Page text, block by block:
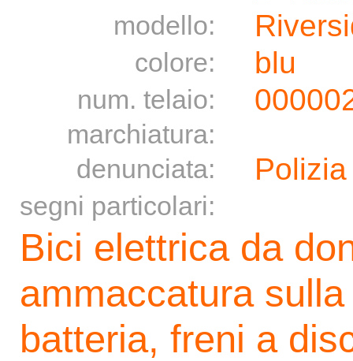
modello:
colore: blu
num. telaio:
marchiatura:
denunciata:
segni particolari:
Bici elettrica da
ammaccatura
batteria, freni a